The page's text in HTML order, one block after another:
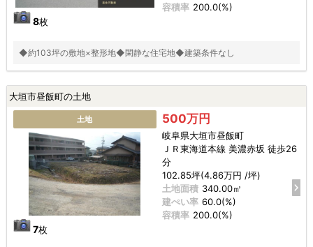
8枚
容積率 200.0(%)
◆約103坪の敷地×整形地◆閑静な住宅地◆建築条件なし
大垣市昼飯町の土地
土地
7枚
500万円
岐阜県大垣市昼飯町
ＪＲ東海道本線 美濃赤坂 徒歩26
分
102.85坪(4.86万円 /坪)
土地面積 340.00㎡
建ぺい率 60.0(%)
容積率 200.0(%)